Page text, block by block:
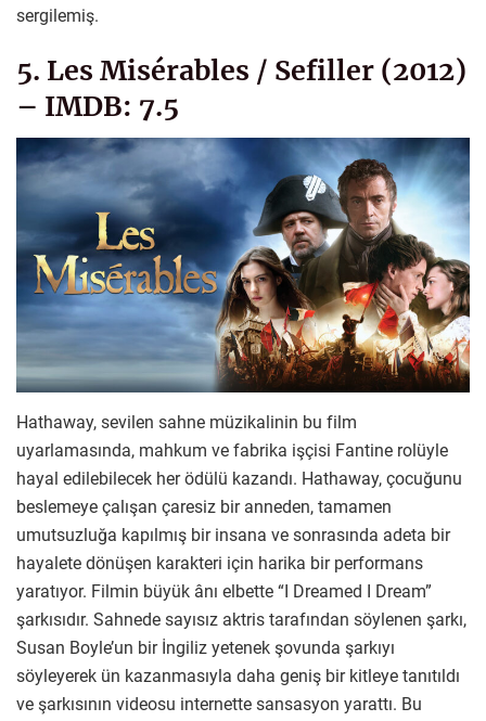
sergilemiş.
5. Les Misérables / Sefiller (2012)
– IMDB: 7.5
Hathaway, sevilen sahne müzikalinin bu film
uyarlamasında, mahkum ve fabrika işçisi Fantine rolüyle
hayal edilebilecek her ödülü kazandı. Hathaway, çocuğunu
beslemeye çalışan çaresiz bir anneden, tamamen
umutsuzluğa kapılmış bir insana ve sonrasında adeta bir
hayalete dönüşen karakteri için harika bir performans
yaratıyor. Filmin büyük ânı elbette “I Dreamed I Dream”
şarkısıdır. Sahnede sayısız aktris tarafından söylenen şarkı,
Susan Boyle’un bir İngiliz yetenek şovunda şarkıyı
söyleyerek ün kazanmasıyla daha geniş bir kitleye tanıtıldı
ve şarkısının videosu internette sansasyon yarattı. Bu